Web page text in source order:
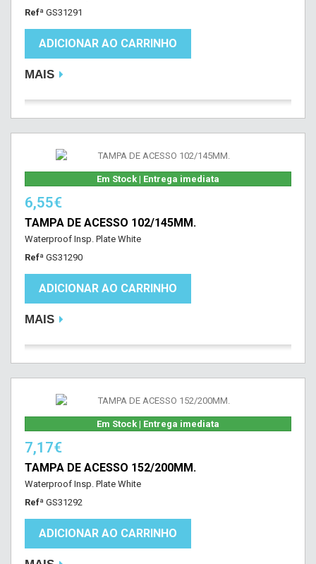
Refª GS31291
ADICIONAR AO CARRINHO
MAIS
Em Stock | Entrega imediata
6,55€
TAMPA DE ACESSO 102/145MM.
Waterproof Insp. Plate White
Refª GS31290
ADICIONAR AO CARRINHO
MAIS
Em Stock | Entrega imediata
7,17€
TAMPA DE ACESSO 152/200MM.
Waterproof Insp. Plate White
Refª GS31292
ADICIONAR AO CARRINHO